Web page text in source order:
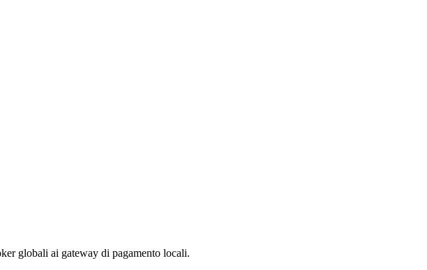
globali ai gateway di pagamento locali.